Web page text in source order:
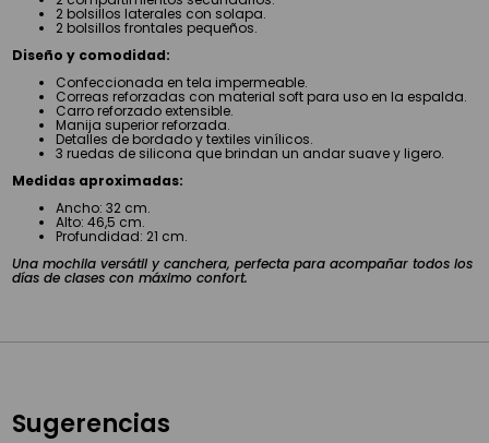
2 bolsillos laterales con solapa.
2 bolsillos frontales pequeños.
Diseño y comodidad:
Confeccionada en tela impermeable.
Correas reforzadas con material soft para uso en la espalda.
Carro reforzado extensible.
Manija superior reforzada.
Detalles de bordado y textiles vinílicos.
3 ruedas de silicona que brindan un andar suave y ligero.
Medidas aproximadas:
Ancho: 32 cm.
Alto: 46,5 cm.
Profundidad: 21 cm.
Una mochila versátil y canchera, perfecta para acompañar todos los
días de clases con máximo confort.
Sugerencias